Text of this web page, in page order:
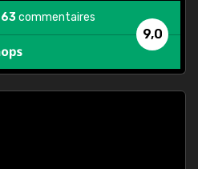
9,0
commentaires